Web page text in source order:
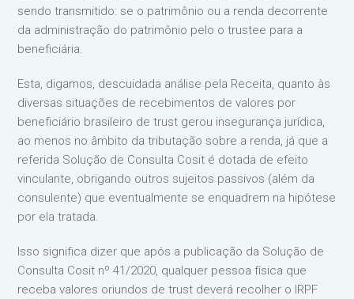
sendo transmitido: se o patrimônio ou a renda decorrente
da administração do patrimônio pelo o trustee para a
beneficiária.
Esta, digamos, descuidada análise pela Receita, quanto às
diversas situações de recebimentos de valores por
beneficiário brasileiro de trust gerou insegurança jurídica,
ao menos no âmbito da tributação sobre a renda, já que a
referida Solução de Consulta Cosit é dotada de efeito
vinculante, obrigando outros sujeitos passivos (além da
consulente) que eventualmente se enquadrem na hipótese
por ela tratada.
Isso significa dizer que após a publicação da Solução de
Consulta Cosit nº 41/2020, qualquer pessoa física que
receba valores oriundos de trust deverá recolher o IRPF